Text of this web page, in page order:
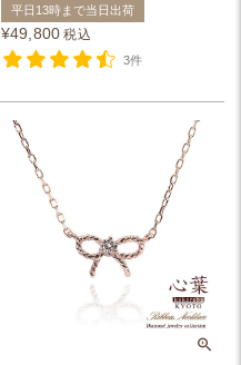
平日13時まで当日出荷
¥49,800 税込
3件